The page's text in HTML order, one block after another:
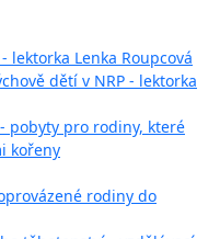
lektorka Lenka Roupcová
dětí v NRP - lektorka
pobyty pro rodiny, které
kořeny
rodiny do